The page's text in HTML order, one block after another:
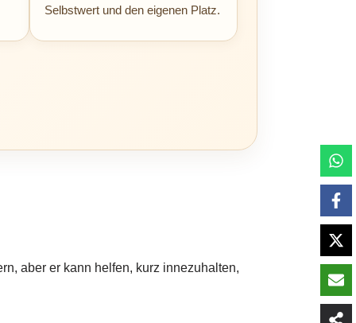
Selbstwert und den eigenen Platz.
aber er kann helfen, kurz innezuhalten,